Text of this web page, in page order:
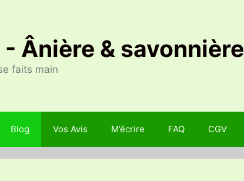
- Ânière & savonnière
faits main
Blog Vos Avis M’écrire FAQ CGV